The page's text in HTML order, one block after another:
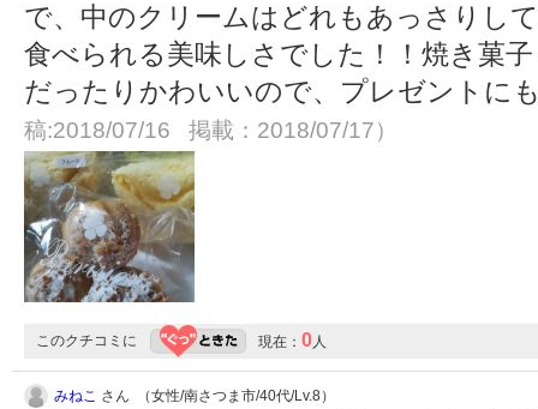
で、中のクリームはどれもあっさりし
食べられる美味しさでした！！焼き菓
だったりかわいいので、プレゼントに
稿:2018/07/16 掲載：2018/07/17）
このクチコミに 現在： 0人
みねこ さん （女性/南さつま市/40代/Lv.8）